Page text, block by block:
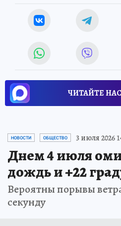
ЧИТАЙТЕ
НОВОСТИ ОБЩЕСТВО 3 июля 2026
Днем 4 июля
дождь и +22
Вероятны порывы
секунду